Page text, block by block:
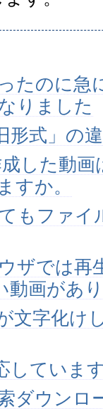
たのに急
りました
形式」の
成した動
すか。
もファイ
ザでは再
動画があ
文字化け
していま
ダウンロ